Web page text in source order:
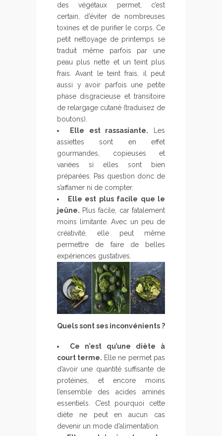
des végétaux permet, c’est
certain, d’éviter de nombreuses
toxines et de purifier le corps. Ce
petit nettoyage de printemps se
traduit même parfois par une
peau plus nette et un teint plus
frais. Avant le teint frais, il peut
aussi y avoir parfois une petite
phase disgracieuse et transitoire
de relargage cutané (traduisez de
boutons).
Elle est rassasiante. Les
assiettes sont en effet
gourmandes, copieuses et
variées si elles sont bien
préparées. Pas question donc de
s’affamer ni de compter.
Elle est plus facile que le
jeûne. Plus facile, car fatalement
moins limitante. Avec un peu de
créativité, elle peut même
permettre de faire de belles
expériences gustatives.
Quels sont ses inconvénients ?
Ce n’est qu’une diète à
court terme. Elle ne permet pas
d’avoir une quantité suffisante de
protéines, et encore moins
l’ensemble des acides aminés
essentiels. C’est pourquoi cette
diète ne peut en aucun cas
devenir un mode d’alimentation.